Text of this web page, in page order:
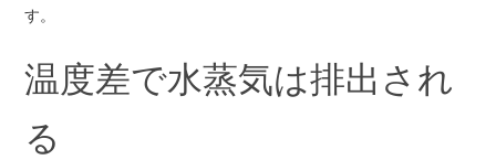
す。
温度差で水蒸気は排出され
る